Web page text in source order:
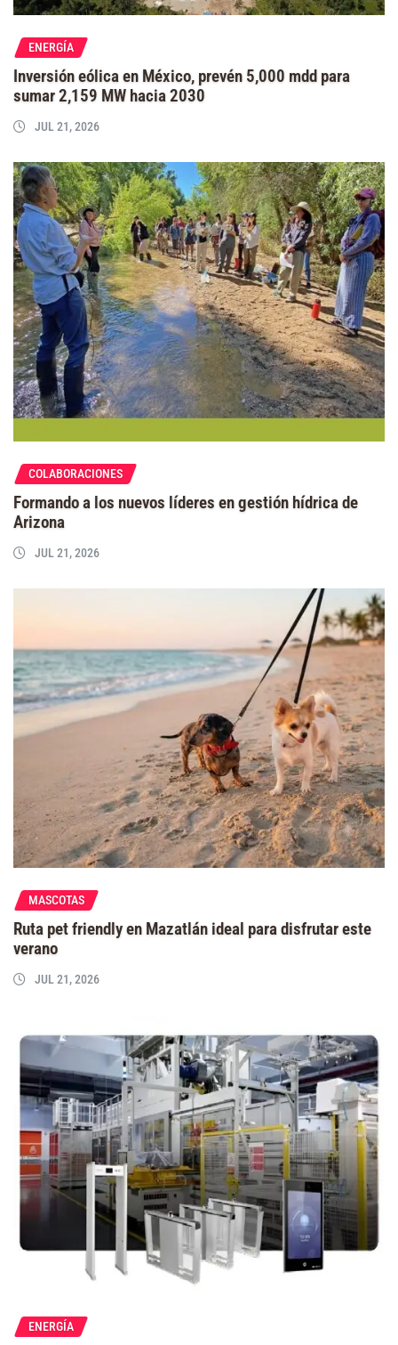
ENERGÍA
Inversión eólica en México, prevén 5,000 mdd para
sumar 2,159 MW hacia 2030
JUL 21, 2026
COLABORACIONES
Formando a los nuevos líderes en gestión hídrica de
Arizona
JUL 21, 2026
MASCOTAS
Ruta pet friendly en Mazatlán ideal para disfrutar este
verano
JUL 21, 2026
ENERGÍA